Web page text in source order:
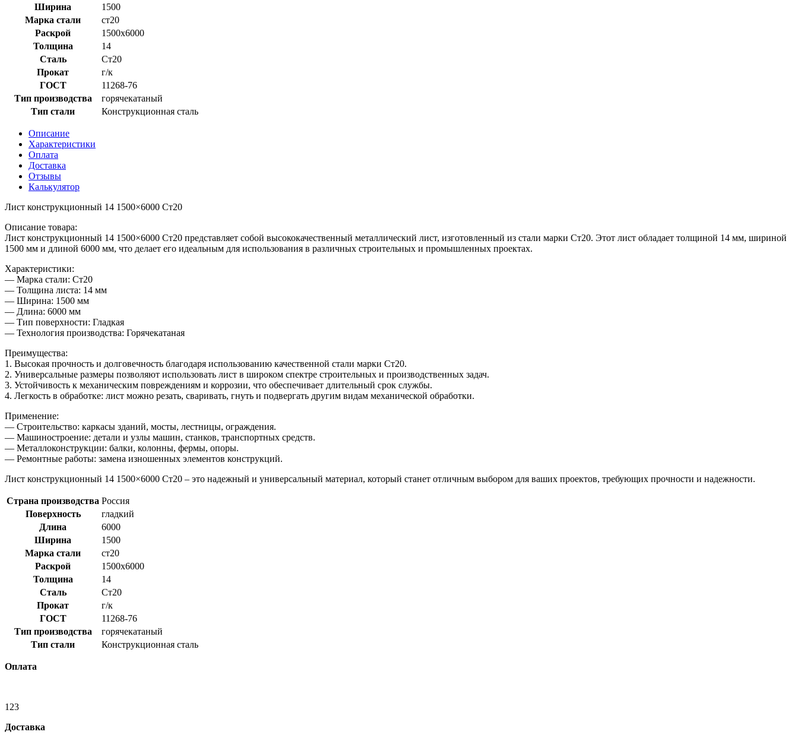
Ширина
1500
Марка стали
ст20
Раскрой
1500x6000
Толщина
14
Сталь
Ст20
Прокат
г/к
ГОСТ
11268-76
Тип производства
горячекатаный
Тип стали
Конструкционная сталь
Описание
Характеристики
Оплата
Доставка
Отзывы
Калькулятор
Лист конструкционный 14 1500×6000 Ст20
Описание товара:
Лист конструкционный 14 1500×6000 Ст20 представляет собой высококачественный металлический лист, изготовленный из стали марки Ст20. Этот лист обладает толщиной 14 мм, шириной
1500 мм и длиной 6000 мм, что делает его идеальным для использования в различных строительных и промышленных проектах.
Характеристики:
— Марка стали: Ст20
— Толщина листа: 14 мм
— Ширина: 1500 мм
— Длина: 6000 мм
— Тип поверхности: Гладкая
— Технология производства: Горячекатаная
Преимущества:
1. Высокая прочность и долговечность благодаря использованию качественной стали марки Ст20.
2. Универсальные размеры позволяют использовать лист в широком спектре строительных и производственных задач.
3. Устойчивость к механическим повреждениям и коррозии, что обеспечивает длительный срок службы.
4. Легкость в обработке: лист можно резать, сваривать, гнуть и подвергать другим видам механической обработки.
Применение:
— Строительство: каркасы зданий, мосты, лестницы, ограждения.
— Машиностроение: детали и узлы машин, станков, транспортных средств.
— Металлоконструкции: балки, колонны, фермы, опоры.
— Ремонтные работы: замена изношенных элементов конструкций.
Лист конструкционный 14 1500×6000 Ст20 – это надежный и универсальный материал, который станет отличным выбором для ваших проектов, требующих прочности и надежности.
Страна производства Россия
Поверхность
гладкий
Длина
6000
Ширина
1500
Марка стали
ст20
Раскрой
1500x6000
Толщина
14
Сталь
Ст20
Прокат
г/к
ГОСТ
11268-76
Тип производства
горячекатаный
Тип стали
Конструкционная сталь
Оплата
123
Доставка